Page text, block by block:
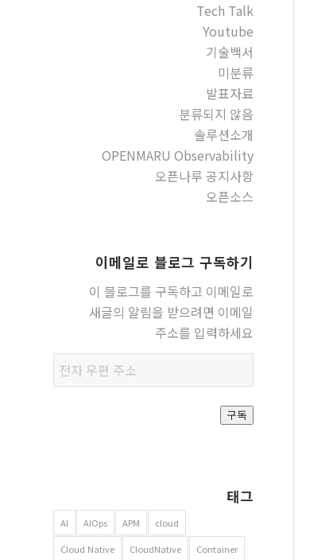
Tech Talk
Youtube
기술백서
미분류
발표자료
분류되지 않음
솔루션소개
OPENMARU Observability
오픈나루 공지사항
오픈소스
이메일로 블로그 구독하기
이 블로그를 구독하고 이메일로
새글의 알림을 받으려면 이메일
주소를 입력하세요
우편
주소
구독
태그
AI AIOps APM cloud
Cloud Native CloudNative Container